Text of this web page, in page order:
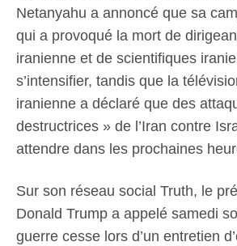
Netanyahu a annoncé que sa
qui a provoqué la mort de
iranienne et de scientifiques
s’intensifier, tandis que la
iranienne a déclaré que des
destructrices » de l’Iran contre
attendre dans les prochaines
Sur son réseau social Truth, le
Donald Trump a appelé samedi
guerre cesse lors d’un entretien